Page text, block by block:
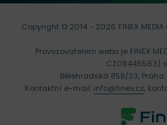
Copyright © 2014 - 2026 FINEX MEDIA
Provozovatelem webu je FINEX
CZ08446563)
Bělehradská 858/23,
Kontaktní e-mail: info@finex.cz,